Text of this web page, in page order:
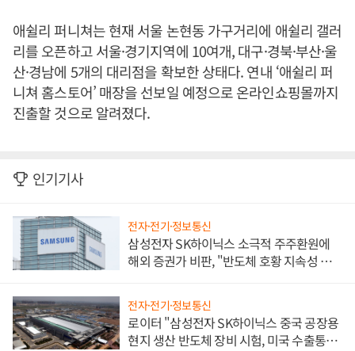
애쉴리 퍼니쳐는 현재 서울 논현동 가구거리에 애쉴리 갤러
리를 오픈하고 서울·경기지역에 10여개, 대구·경북·부산·울
산·경남에 5개의 대리점을 확보한 상태다. 연내 ‘애쉴리 퍼
니쳐 홈스토어’ 매장을 선보일 예정으로 온라인쇼핑몰까지
진출할 것으로 알려졌다.
인기기사
전자·전기·정보통신
삼성전자 SK하이닉스 소극적 주주환원에
해외 증권가 비판, "반도체 호황 지속성 의
전자·전기·정보통신
로이터 "삼성전자 SK하이닉스 중국 공장용
현지 생산 반도체 장비 시험, 미국 수출통제